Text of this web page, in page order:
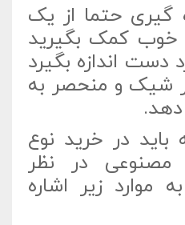
گیری حتما از یک
کمک بگیرید
دست اندازه بگیرد
شیک و منحصر به
باید در خرید نوع
در نظر
موارد زیر اشاره